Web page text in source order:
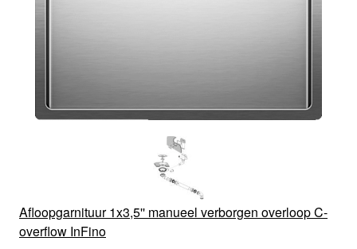
Afloopgarnituur 1x3,5'' manueel verborgen overloop C-
overflow InFino